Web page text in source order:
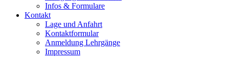
Infos & Formulare
Kontakt
Lage und Anfahrt
Kontaktformular
Anmeldung Lehrgänge
Impressum